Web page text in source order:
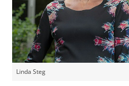
Linda Steg